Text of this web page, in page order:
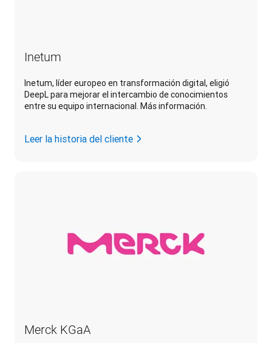
Inetum
Inetum, líder europeo en transformación digital, eligió
DeepL para mejorar el intercambio de conocimientos
entre su equipo internacional. Más información.
Leer la historia del cliente
Merck KGaA